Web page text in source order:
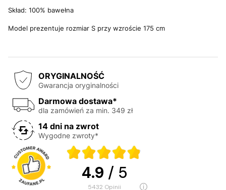
Skład: 100% bawełna
Model prezentuje rozmiar S przy wzroście 175 cm
ORYGINALNOŚĆ
Gwarancja oryginalności
Darmowa dostawa*
dla zamówień za min. 349 zł
14 dni na zwrot
Wygodne zwroty*
4.9 / 5
5432 opinii